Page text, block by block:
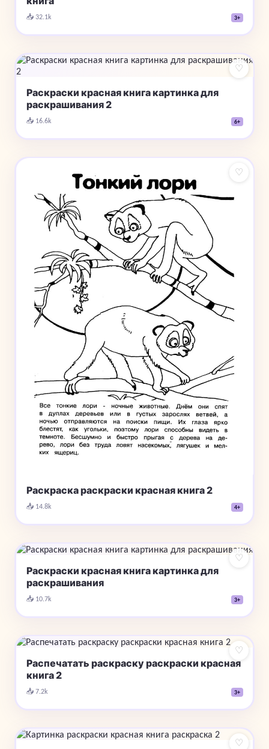
📥 32.1k 3+
♡
Раскраски красная книга картинка для
раскрашивания 2
📥 16.6k 6+
♡
Раскраска раскраски красная книга 2
📥 14.8k 4+
♡
Раскраски красная книга картинка для
раскрашивания
📥 10.7k 3+
♡
Распечатать раскраску раскраски красная
книга 2
📥 7.2k 3+
♡